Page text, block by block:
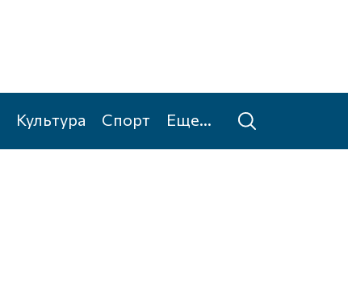
Культура Спорт Еще...